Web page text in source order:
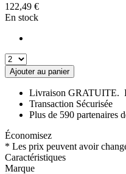
122,49 €
En stock
Ajouter au panier
Livraison GRATUITE.
Transaction Sécurisée
Plus de 590 partenaires
Économisez
* Les prix peuvent avoir
Caractéristiques
Marque